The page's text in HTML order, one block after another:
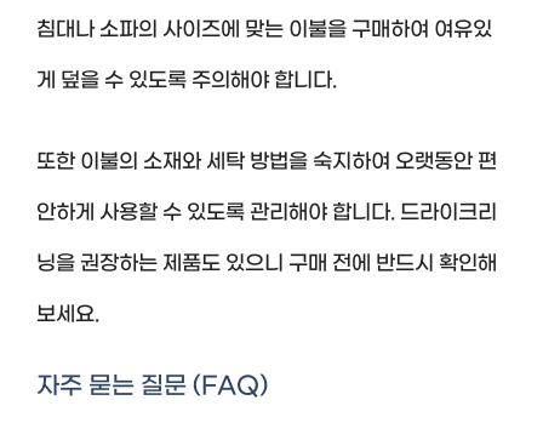
침대나 소파의 사이즈에 맞는 이불을 구매하여 여유있
게 덮을 수 있도록 주의해야 합니다.
또한 이불의 소재와 세탁 방법을 숙지하여 오랫동안 편
안하게 사용할 수 있도록 관리해야 합니다. 드라이크리
닝을 권장하는 제품도 있으니 구매 전에 반드시 확인해
보세요.
자주 묻는 질문 (FAQ)